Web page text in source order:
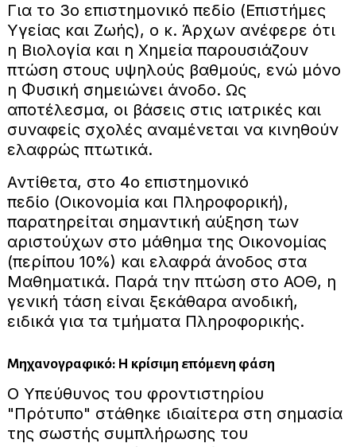
Για το 3ο επιστημονικό πεδίο (Επιστήμες
Υγείας και Ζωής), ο κ. Άρχων ανέφερε ότι
η Βιολογία και η Χημεία παρουσιάζουν
πτώση στους υψηλούς βαθμούς, ενώ μόνο
η Φυσική σημειώνει άνοδο. Ως
αποτέλεσμα, οι βάσεις στις ιατρικές και
συναφείς σχολές αναμένεται να κινηθούν
ελαφρώς πτωτικά.
Αντίθετα, στο 4ο επιστημονικό
πεδίο (Οικονομία και Πληροφορική),
παρατηρείται σημαντική αύξηση των
αριστούχων στο μάθημα της Οικονομίας
(περίπου 10%) και ελαφρά άνοδος στα
Μαθηματικά. Παρά την πτώση στο ΑΟΘ, η
γενική τάση είναι ξεκάθαρα ανοδική,
ειδικά για τα τμήματα Πληροφορικής.
Μηχανογραφικό: Η κρίσιμη επόμενη φάση
Ο Υπεύθυνος του φροντιστηρίου
"Πρότυπο" στάθηκε ιδιαίτερα στη σημασία
της σωστής συμπλήρωσης του